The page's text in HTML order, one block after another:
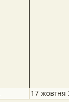
17 жовтня